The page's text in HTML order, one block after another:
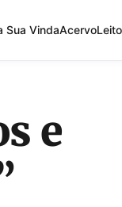
Sua VindaAcervo
e